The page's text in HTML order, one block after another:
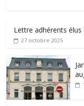
Lettre adhérents
27 octobre 2025